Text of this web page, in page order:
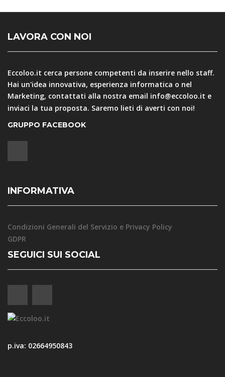
LAVORA CON NOI
Eccoloo.it cerca persone competenti da inserire nello staff.
Hai un'idea innovativa, esperienza informatica o nel
Marketing, contattati alla nostra email info@eccoloo.it e
inviaci la tua proposta. Saremo lieti di averti con noi!
GRUPPO FACEBOOK
INFORMATIVA
Condizioni Generali del Servizio e Privacy Policy
GDPR
SEGUICI SUI SOCIAL
p.iva: 02664950843